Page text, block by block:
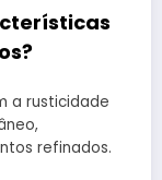
a rusticidade
refinados.